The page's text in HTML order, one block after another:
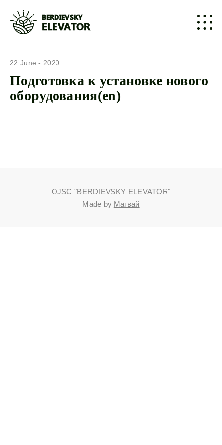
ELEVATOR
BERDIEVSKY
22 June - 2020
Подготовка к установке нового
оборудования(en)
OJSC "BERDIEVSKY ELEVATOR"
Made by Магвай